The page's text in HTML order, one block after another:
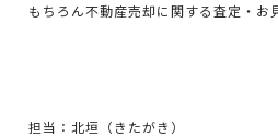
もちろん不動産売却に関する査定・お
担当：北垣（きたがき）